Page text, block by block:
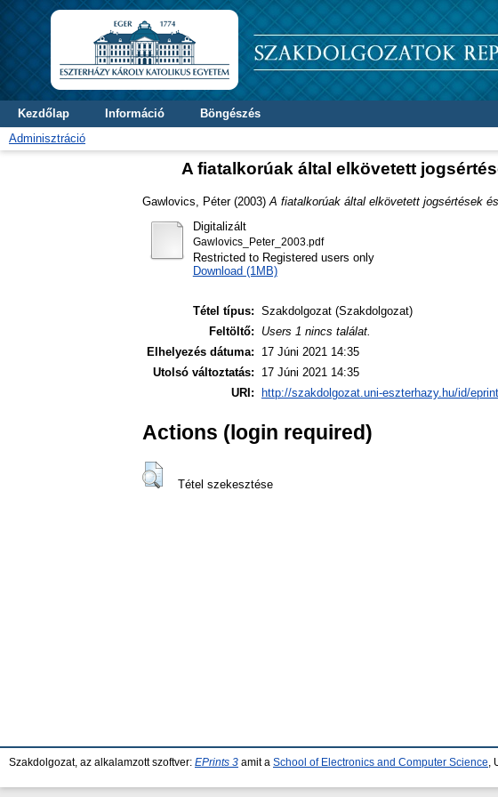
Kezdőlap Információ
Böngészés
Adminisztráció
A fiatalkorúak által elkövetett
Gawlovics, Péter(2003) A fiatalkorúak által elkövetett jogsértések
Digitalizált
Gawlovics_Peter_2003.pdf
Restricted to Registered users only
Download (1MB)
Tétel típus: Szakdolgozat (Szakdolgozat)
Feltöltő:
Users 1 nincs találat.
Elhelyezés dátuma:
17 Júni 2021 14:35
Utolsó változtatás:
17 Júni 2021 14:35
URI:
http://szakdolgozat.uni-eszterhazy.hu/id/
Actions (login required)
Tétel szekesztése
Szakdolgozat, az alkalamzott szoftver: EPrints 3 amit a School of Electronics and Computer Science ,